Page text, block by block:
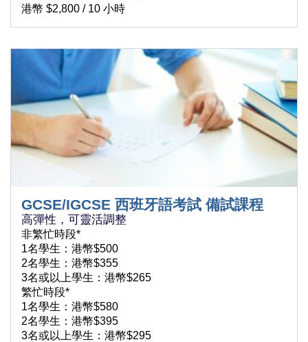
港幣 $2,800 / 10 小時
GCSE/IGCSE 西班牙語考試 備試課程
高彈性，可靈活調整
非繁忙時段*
1名學生：港幣$500
2名學生：港幣$355
3名或以上學生：港幣$265
繁忙時段*
1名學生：港幣$580
2名學生：港幣$395
3名或以上學生：港幣$295